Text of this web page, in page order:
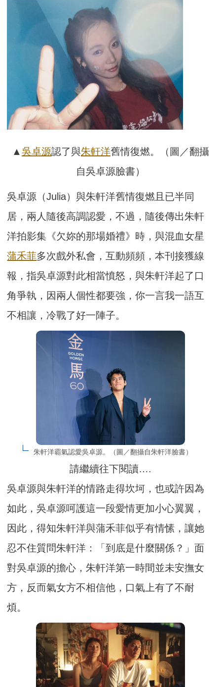
▲ 吳卓源認了與朱軒洋舊情復燃。（圖／翻攝
自吳卓源臉書）
吳卓源（Julia）與朱軒洋舊情復燃且已半同
居，兩人隨後高調認愛，不過，隨後傳出朱軒
洋拍影集《欠妳的那場婚禮》時，與混血女星
蒲禾菲多次戲外私會，互動頻頻，本刊接獲線
報，指吳卓源對此相當憤怒，與朱軒洋起了口
角爭執，因兩人個性都要強，你一言我一語互
不相讓，冷戰了好一陣子。
朱軒洋霸氣認愛吳卓源。（圖／翻攝自朱軒洋臉書）
請繼續往下閱讀….
吳卓源與朱軒洋的情路走得坎坷，也或許因為
如此，吳卓源呵護這一段愛情更加小心翼翼，
因此，得知朱軒洋與蒲禾菲似乎有情愫，讓她
忍不住質問朱軒洋：「到底是什麼關係？」面
對吳卓源的擔心，朱軒洋第一時間並未安撫女
方，反而氣女方不相信他，口氣上有了不耐
煩。